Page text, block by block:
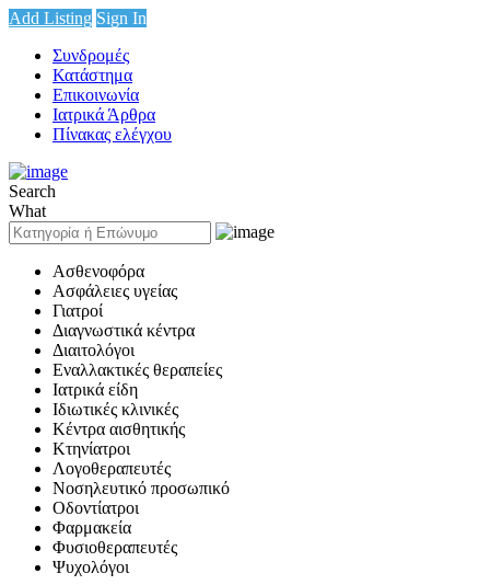
Add Listing Sign In
Συνδρομές
Κατάστημα
Επικοινωνία
Ιατρικά Άρθρα
Πίνακας ελέγχου
Search
What
Ασθενοφόρα
Ασφάλειες υγείας
Γιατροί
Διαγνωστικά κέντρα
Διαιτολόγοι
Εναλλακτικές θεραπείες
Ιατρικά είδη
Ιδιωτικές κλινικές
Κέντρα αισθητικής
Κτηνίατροι
Λογοθεραπευτές
Νοσηλευτικό προσωπικό
Οδοντίατροι
Φαρμακεία
Φυσιοθεραπευτές
Ψυχολόγοι